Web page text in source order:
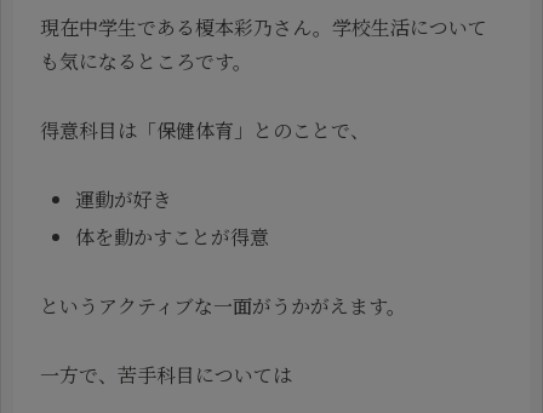
現在中学生である榎本彩乃さん。学校生活について
も気になるところです。
得意科目は「保健体育」とのことで、
運動が好き
体を動かすことが得意
というアクティブな一面がうかがえます。
一方で、苦手科目については